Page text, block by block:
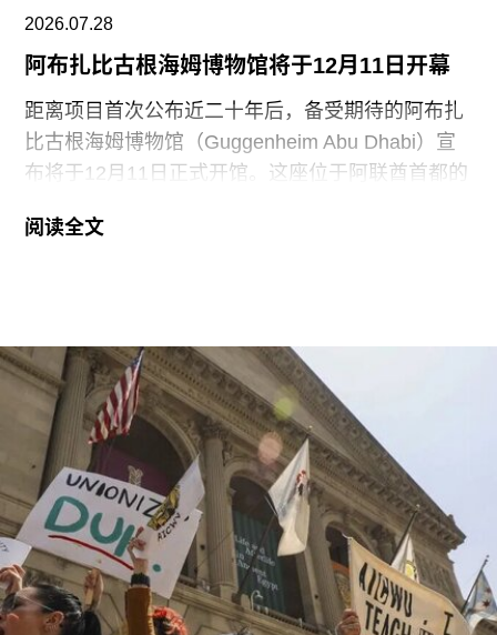
失，其中仅约270英镑用于清洁，其余费用主要用
展厅等支出。辩方主张，部分费用源于馆方自行决
定采用何种修复方案，而非抗议行为本身造成的损
害，但这一论点最终未获法院采纳。
2026.07.28
阿布扎比古根海姆博物馆将于12月11日开幕
距离项目首次公布近二十年后，备受期待的阿布扎
比古根海姆博物馆（Guggenheim Abu Dhabi）宣
布将于12月11日正式开馆。这座位于阿联酋首都的
主弗兰克·盖里（Frank Gehry）设计，也是所罗门
阿布扎比古根海姆博物馆占地逾80万平方英尺，将
成为古根海姆体系中规模最大的分馆，内设30个展
厅，室内展览面积约12.5万平方英尺。建筑外观由
十个雕塑般的锥体以非传统方式组合而成，表面覆
以不锈钢网、缟玛瑙和玻璃等材料，高达280英
尺。据《纽约时报》报道，该馆也是古根海姆体系
中造价最高的博物馆，预计总成本超过10亿美元。
博物馆将重点展示1960年代以来的艺术作品，并自
阅读全文